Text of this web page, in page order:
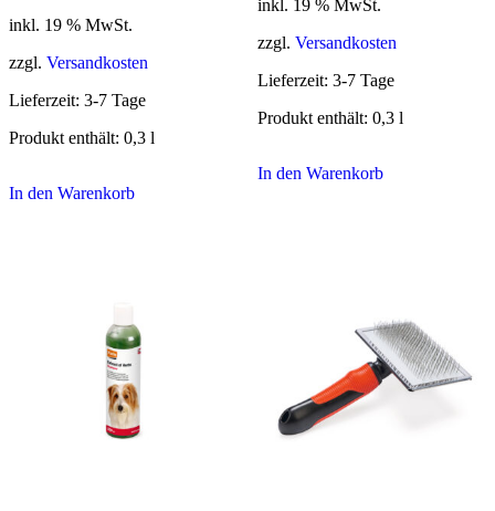
inkl. 19 % MwSt.
zzgl. Versandkosten
Lieferzeit: 3-7 Tage
Produkt enthält: 0,3 l
In den Warenkorb
inkl. 19 % MwSt.
zzgl. Versandkosten
Lieferzeit: 3-7 Tage
Produkt enthält: 0,3 l
In den Warenkorb